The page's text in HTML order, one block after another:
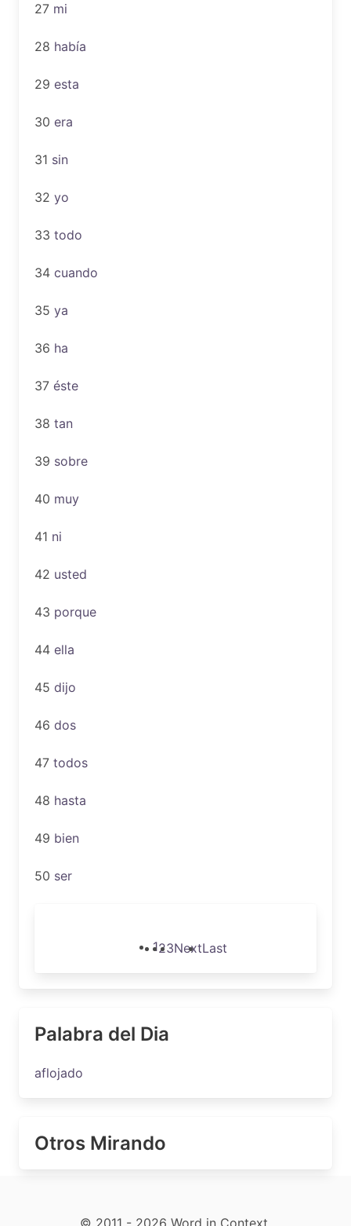
27 mi
28 había
29 esta
30 era
31 sin
32 yo
33 todo
34 cuando
35 ya
36 ha
37 éste
38 tan
39 sobre
40 muy
41 ni
42 usted
43 porque
44 ella
45 dijo
46 dos
47 todos
48 hasta
49 bien
50 ser
123NextLast
Palabra del Dia
aflojado
Otros Mirando
© 2011 - 2026 Word in Context.